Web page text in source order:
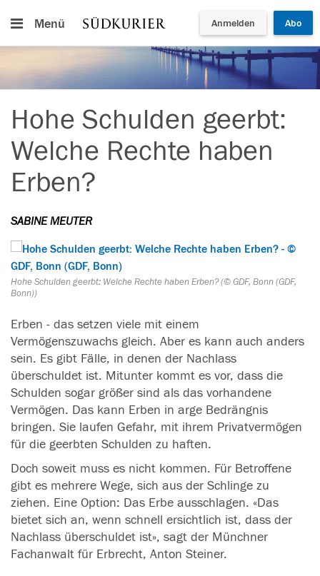
Menü Anmelden Abo
Hohe Schulden geerbt:
Welche Rechte haben
Erben?
SABINE MEUTER
Hohe Schulden geerbt: Welche Rechte haben Erben? (© GDF, Bonn (GDF,
Bonn))
Erben - das setzen viele mit einem
Vermögenszuwachs gleich. Aber es kann auch anders
sein. Es gibt Fälle, in denen der Nachlass
überschuldet ist. Mitunter kommt es vor, dass die
Schulden sogar größer sind als das vorhandene
Vermögen. Das kann Erben in arge Bedrängnis
bringen. Sie laufen Gefahr, mit ihrem Privatvermögen
für die geerbten Schulden zu haften.
Doch soweit muss es nicht kommen. Für Betroffene
gibt es mehrere Wege, sich aus der Schlinge zu
ziehen. Eine Option: Das Erbe ausschlagen. «Das
bietet sich an, wenn schnell ersichtlich ist, dass der
Nachlass überschuldet ist», sagt der Münchner
Fachanwalt für Erbrecht, Anton Steiner.